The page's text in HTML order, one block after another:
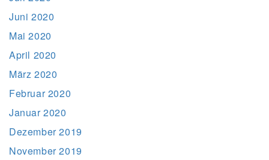
Juni 2020
Mai 2020
April 2020
März 2020
Februar 2020
Januar 2020
Dezember 2019
November 2019